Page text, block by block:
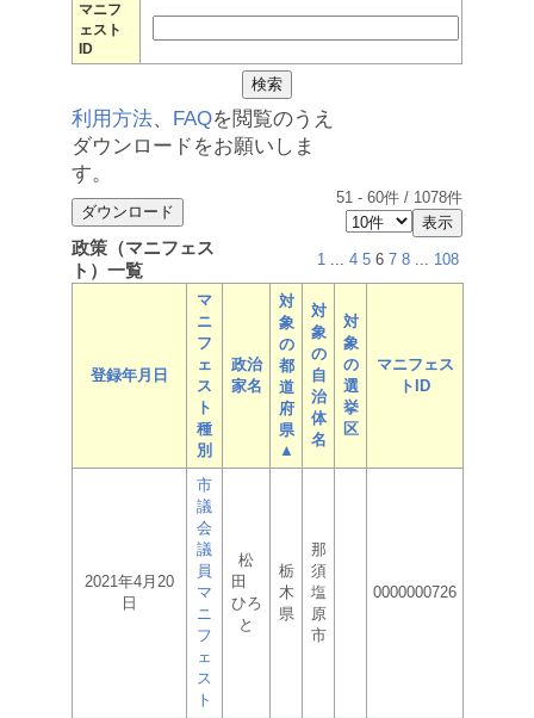
マニフ
ェスト
ID
利用方法、 FAQを閲覧のうえ
ダウンロードをお願いしま
す。
51 - 60件 / 1078件
政策（マニフェス
ト）一覧
1 ... 4 5 6 7 8 ... 108
登録年月日
マ
ニ
フ
ェ
ス
ト
種
別
政治
家名
対
象
の
都
道
府
県
▲
対
象
の
自
治
体
名
対
象
の
選
挙
区
マニフェス
トID
2021年4月20
日
市
議
会
議
員
マ
ニ
フ
ェ
ス
ト
松
田
ひろ
と
栃
木
県
那
須
塩
原
市
0000000726